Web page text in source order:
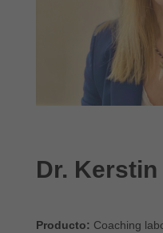
Dr. Kerstin
Producto: Coaching